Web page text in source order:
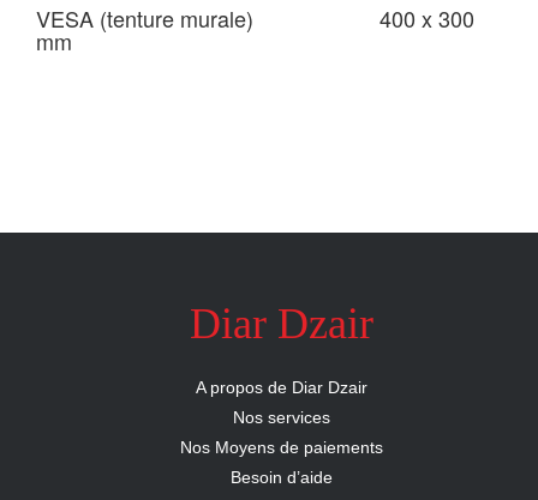
VESA (tenture murale) 400 x 300
mm
Diar Dzair
A propos de Diar Dzair
Nos services
Nos Moyens de paiements
Besoin d’aide